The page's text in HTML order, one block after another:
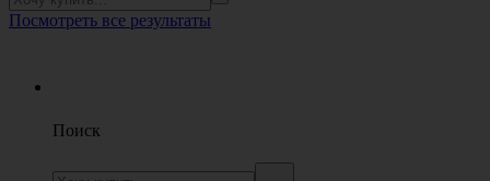
Посмотреть все результаты
Поиск